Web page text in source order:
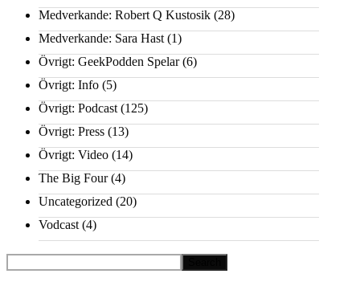
Medverkande: Robert Q Kustosik (28)
Medverkande: Sara Hast (1)
Övrigt: GeekPodden Spelar(6)
Övrigt: Info (5)
Övrigt: Podcast (125)
Övrigt: Press (13)
Övrigt: Video (14)
The Big Four(4)
Uncategorized (20)
Vodcast (4)